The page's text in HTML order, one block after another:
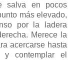
salva en pocos
más elevado,
por la ladera
Merece la
acercarse hasta
contemplar el